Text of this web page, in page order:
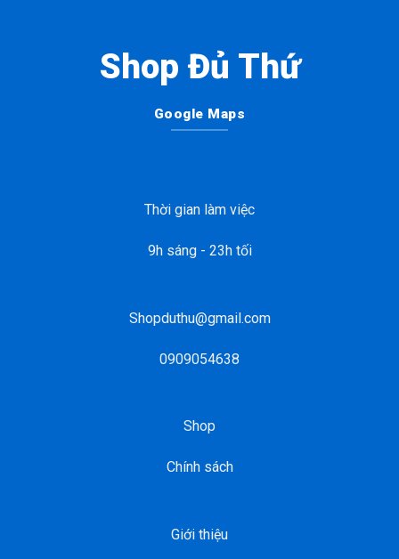
Shop Đủ Thứ
Google Maps
Thời gian làm việc
9h sáng - 23h tối
Shopduthu@gmail.com
0909054638
Shop
Chính sách
Giới thiệu